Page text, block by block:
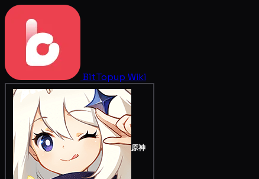
BitTopup Wiki
原神